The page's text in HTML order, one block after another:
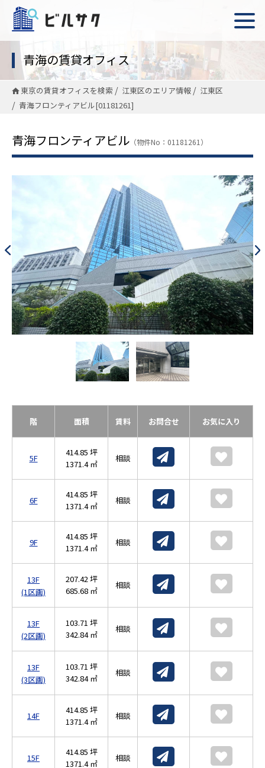
青海の賃貸オフィス
東京の賃貸オフィスを検索 江東区のエリア情報
江東区
青海フロンティアビル[01181261]
青海フロンティアビル （物件No：01181261）
階 面積 賃料 お問合せ お気に入り
5F
414.85 坪
1371.4 ㎡
相談
6F
414.85 坪
1371.4 ㎡
相談
9F
414.85 坪
1371.4 ㎡
相談
13F
(1区画)
207.42 坪
685.68 ㎡
相談
13F
(2区画)
103.71 坪
342.84 ㎡
相談
13F
(3区画)
103.71 坪
342.84 ㎡
相談
14F
414.85 坪
1371.4 ㎡
相談
15F
414.85 坪
1371.4 ㎡
相談